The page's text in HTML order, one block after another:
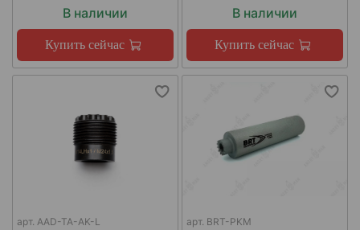
В наличии
Купить сейчас
В наличии
Купить сейчас
арт. AAD-TA-AK-L арт. BRT-PKM